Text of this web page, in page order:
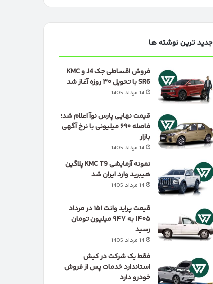
جدید ترین نوشته ها
فروش اقساطی جک J4 و KMC
SR6 با تحویل ۳۰ روزه آغاز شد
14 مرداد 1405
قیمت نهایی پارس نوآ اعلام شد؛
فاصله ۶۹۰ میلیونی با نرخ آگهی
بازار
14 مرداد 1405
نمونه آزمایشی KMC T9 پلاگین
هیبرید وارد ایران شد
14 مرداد 1405
قیمت پراید وانت ۱۵۱ در مرداد
۱۴۰۵ به ۹۴۷ میلیون تومان
رسید
14 مرداد 1405
فقط یک شرکت در کیش
استاندارد خدمات پس از فروش
خودرو دارد